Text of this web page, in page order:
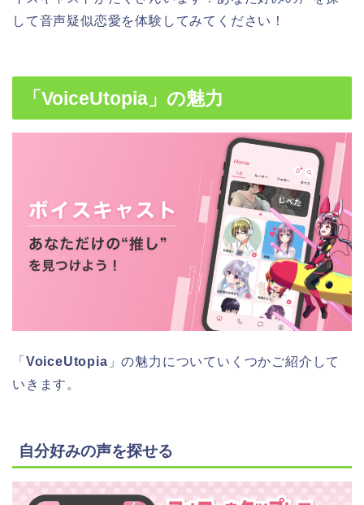
して音声疑似恋愛を体験してみてください！
「 VoiceUtopia 」の魅力
「 VoiceUtopia 」の魅力についていくつかご紹介して
いきます。
自分好みの声を探せる